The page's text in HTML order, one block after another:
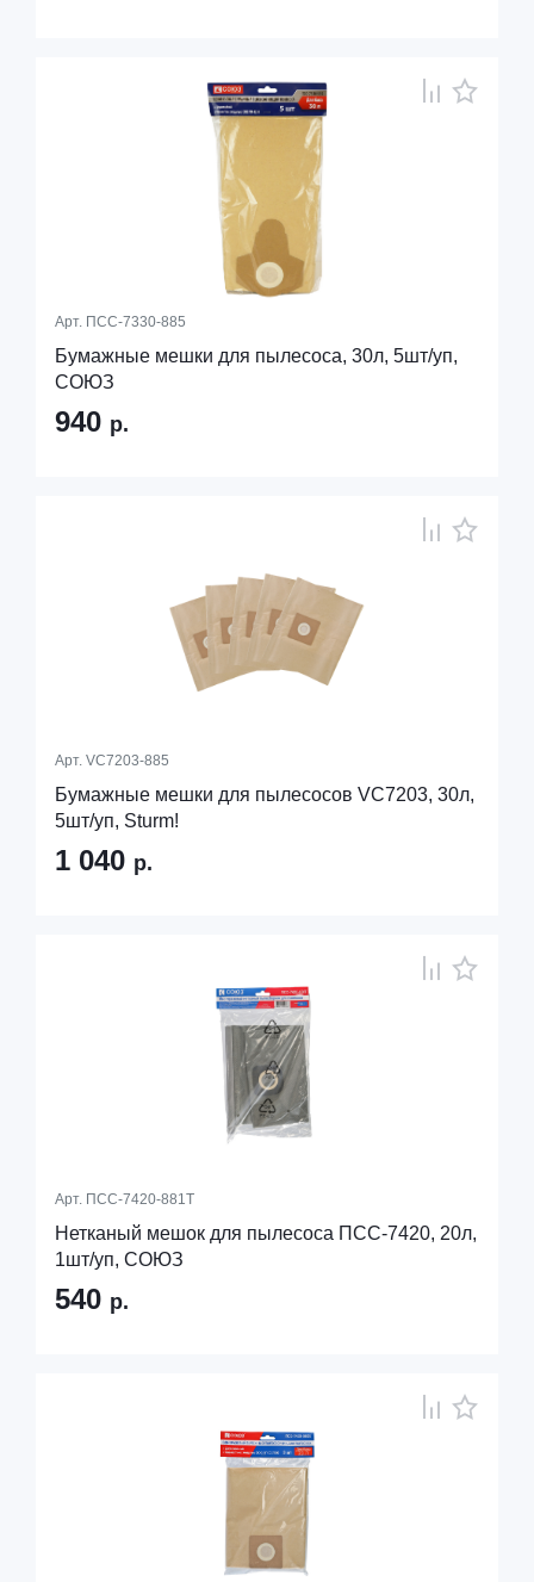
Арт. ПСС-7330-885
Бумажные мешки для пылесоса, 30л, 5шт/уп,
СОЮЗ
940 р.
Арт. VC7203-885
Бумажные мешки для пылесосов VC7203, 30л,
5шт/уп, Sturm!
1 040 р.
Арт. ПСС-7420-881Т
Нетканый мешок для пылесоса ПСС-7420, 20л,
1шт/уп, СОЮЗ
540 р.